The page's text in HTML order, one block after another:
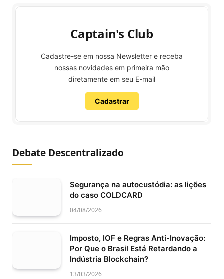
Captain's Club
Cadastre-se em nossa Newsletter e receba
nossas novidades em primeira mão
diretamente em seu E-mail
Cadastrar
Debate Descentralizado
Segurança na autocustódia: as lições
do caso COLDCARD
04/08/2026
Imposto, IOF e Regras Anti-Inovação:
Por Que o Brasil Está Retardando a
Indústria Blockchain?
13/03/2026